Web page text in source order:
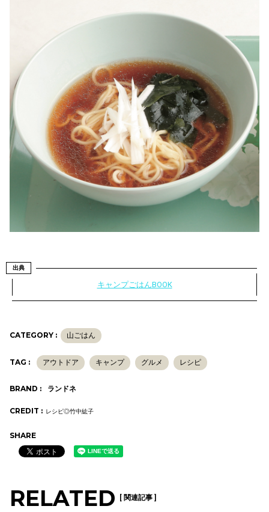
出典
キャンプごはんBOOK
CATEGORY : 山ごはん
TAG : アウトドア キャンプ グルメ レシピ
BRAND : ランドネ
CREDIT : レシピ◎竹中紘子
SHARE
RELATED [ 関連記事 ]